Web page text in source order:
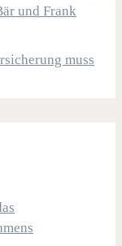
und Frank
muss